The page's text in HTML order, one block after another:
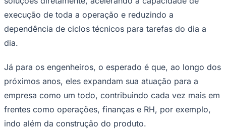
execução de toda a operação e reduzindo a
dependência de ciclos técnicos para tarefas do dia a
dia.
Já para os engenheiros, o esperado é que, ao longo dos
próximos anos, eles expandam sua atuação para a
empresa como um todo, contribuindo cada vez mais em
frentes como operações, finanças e RH, por exemplo,
indo além da construção do produto.